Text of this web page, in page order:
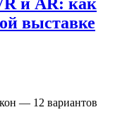
выставке
— 12 вариантов